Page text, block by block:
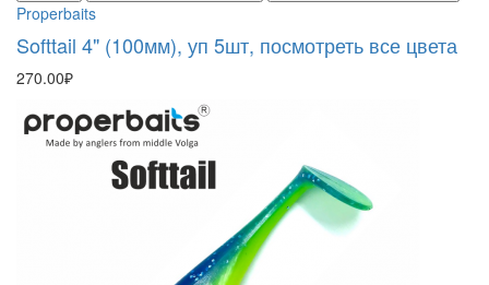
Properbaits
Softtail 4" (100мм), уп 5шт, посмотреть все цвета
270.00₽